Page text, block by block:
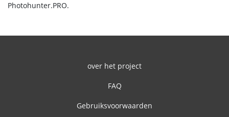
Photohunter.PRO.
over het project
FAQ
Gebruiksvoorwaarden